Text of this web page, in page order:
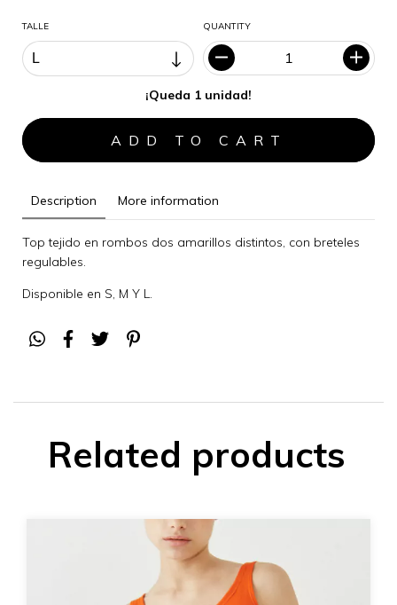
TALLE QUANTITY
¡Queda 1 unidad!
Description More information
Top tejido en rombos dos amarillos distintos, con breteles
regulables.
Disponible en S, M Y L.
Related products